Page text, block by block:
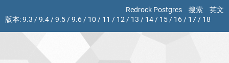
Redrock Postgres 搜索
英文
版本:9.3 /9.4/9.5/9.6/ 10 / 11 / 12/ 13 / 14/ 15/ 16/ 17/ 18